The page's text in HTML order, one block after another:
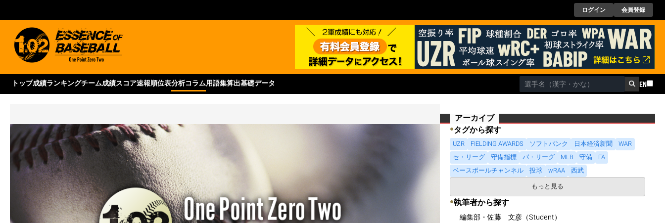
ログイン 会員登録
トップ成績ランキングチーム成績スコア速報順位表分析コラム用語集算出基礎データ EN
アーカイブ
●タグから探す
UZR FIELDING AWARDS ソフトバンク 日本経済新聞
WAR
セ・リーグ
守備指標 パ・リーグ MLB 守備
FA
ベースボールチャンネル
投球 wRAA
西武
もっと見る
●執筆者から探す
編集部・佐藤 文彦（Student）